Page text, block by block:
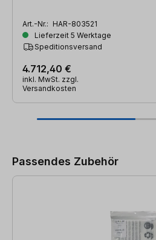
Art.-Nr.: HAR-803521
Lieferzeit 5 Werktage
Speditionsversand
4.712,40 €
inkl. MwSt. zzgl.
Versandkosten
Passendes Zubehör